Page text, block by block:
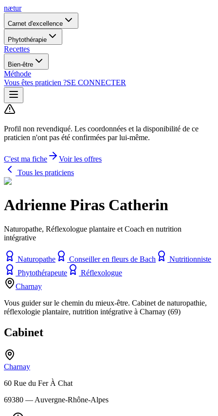
nætur
Carnet d'excellence
Phytothérapie
Recettes
Bien-être
Méthode
Vous êtes praticien ?SE CONNECTER
Profil non revendiqué. Les coordonnées et la disponibilité de ce
praticien n'ont pas été confirmées par lui-même.
C'est ma fiche
Voir les offres
Tous les praticiens
Adrienne Piras Catherin
Naturopathe, Réflexologue plantaire et Coach en nutrition
intégrative
Naturopathe Conseiller en fleurs de Bach
Nutritionniste
Phytothérapeute
Réflexologue
Charnay
Vous guider sur le chemin du mieux-être. Cabinet de naturopathie,
réflexologie plantaire, nutrition intégrative à Charnay (69)
Cabinet
Charnay
60 Rue du Fer À Chat
69380 — Auvergne-Rhône-Alpes